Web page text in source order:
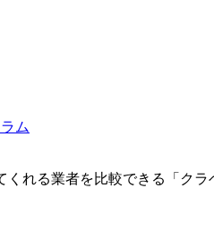
ム
れる業者を比較できる「クラ